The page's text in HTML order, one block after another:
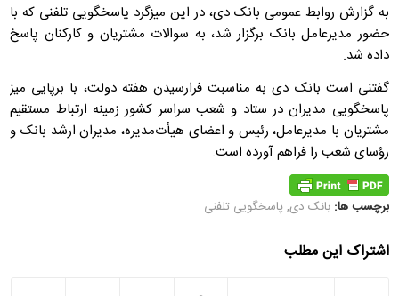
به گزارش روابط عمومی بانک دی، در این میزگرد پاسخگویی تلفنی که با
حضور مدیرعامل بانک برگزار شد، به سوالات مشتریان و کارکنان پاسخ
داده شد.
گفتنی است بانک دی به مناسبت فرارسیدن هفته دولت، با برپایی میز
پاسخگویی مدیران در ستاد و شعب سراسر کشور زمینه ارتباط مستقیم
مشتریان با مدیرعامل، رئیس و اعضای هیأت‌مدیره، مدیران ارشد بانک و
رؤسای شعب را فراهم آورده است.
برچسب ها: بانک دی,پاسخگویی تلفنی
اشتراک این مطلب